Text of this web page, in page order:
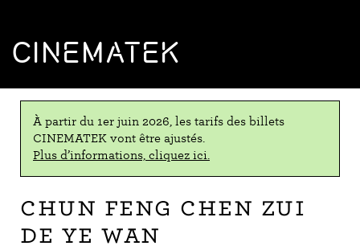
CINEMATEK
À partir du 1er juin 2026, les tarifs des billets
CINEMATEK vont être ajustés.
Plus d’informations, cliquez ici.
Chun feng chen zui
de ye wan